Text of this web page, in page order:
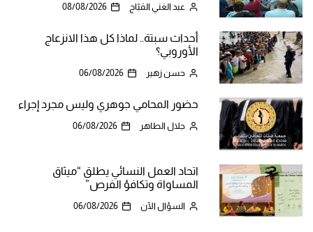
عبد الغني القبّاج 08/08/2026
أحداث سبتة.. لماذا كل هذا الانزعاج
الأوروبي؟
حسن زهير 06/08/2026
حضور المحامي جوهري وليس مجرد إجراء
جلال الطاهر 06/08/2026
اتحاد العمل النسائي يطلق “ميثاق
المساواة وتكافؤ الفرص”
السؤال الآن 06/08/2026